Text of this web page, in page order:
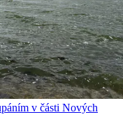
v části Nových